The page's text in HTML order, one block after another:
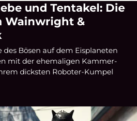
und Tentakel: Die
Wainwright &
Bösen auf dem Eisplaneten
mit der ehemaligen Kammer-
dicksten Roboter-Kumpel